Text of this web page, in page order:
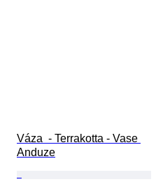
Váza  - Terrakotta - Vase
Anduze